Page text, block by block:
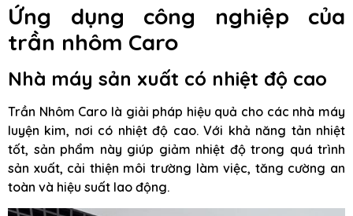
Ứng dụng công nghiệp của
trần nhôm Caro
Nhà máy sản xuất có nhiệt độ cao
Trần Nhôm Caro là giải pháp hiệu quả cho các nhà máy
luyện kim, nơi có nhiệt độ cao. Với khả năng tản nhiệt
tốt, sản phẩm này giúp giảm nhiệt độ trong quá trình
sản xuất, cải thiện môi trường làm việc, tăng cường an
toàn và hiệu suất lao động.